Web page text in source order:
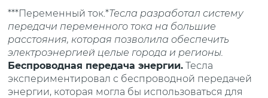
***Переменный ток.*Тесла разработал систему
передачи переменного тока на большие
расстояния, которая позволила обеспечить
электроэнергией целые города и регионы.
Беспроводная передача энергии. Тесла
экспериментировал с беспроводной передачей
энергии, которая могла бы использоваться для